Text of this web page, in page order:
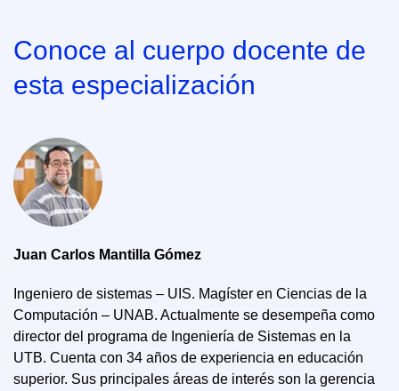
Conoce al cuerpo docente de
esta especialización
Juan Carlos Mantilla Gómez
Ingeniero de sistemas – UIS. Magíster en Ciencias de la
Computación – UNAB. Actualmente se desempeña como
director del programa de Ingeniería de Sistemas en la
UTB. Cuenta con 34 años de experiencia en educación
superior. Sus principales áreas de interés son la gerencia